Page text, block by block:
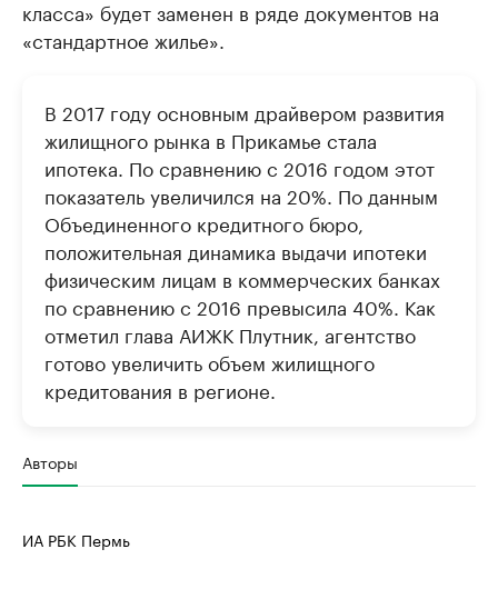
класса» будет заменен в ряде документов на
«стандартное жилье».
В 2017 году основным драйвером развития
жилищного рынка в Прикамье стала
ипотека. По сравнению с 2016 годом этот
показатель увеличился на 20%. По данным
Объединенного кредитного бюро,
положительная динамика выдачи ипотеки
физическим лицам в коммерческих банках
по сравнению с 2016 превысила 40%. Как
отметил глава АИЖК Плутник, агентство
готово увеличить объем жилищного
кредитования в регионе.
Авторы
ИА РБК Пермь